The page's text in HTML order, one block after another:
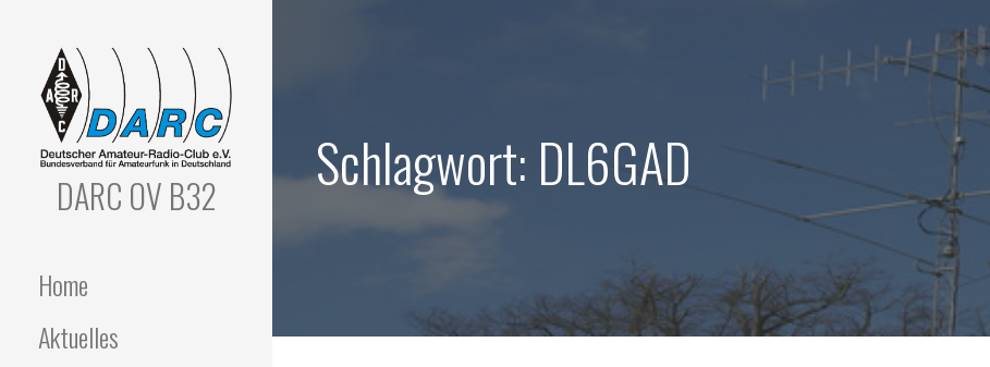
DARC OV B32
Home
Aktuelles
Schlagwort: DL6GAD